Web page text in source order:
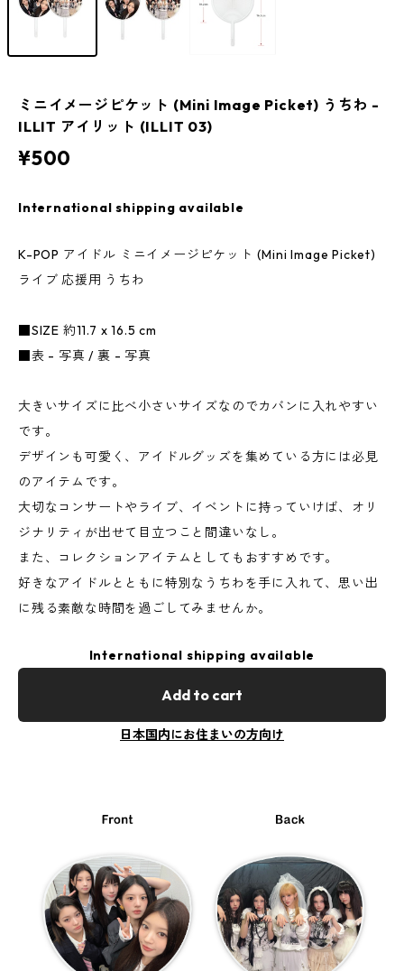
ミニイメージピケット (Mini Image Picket) うちわ -
ILLIT アイリット (ILLIT 03)
¥500
International shipping available
K-POP アイドル ミニイメージピケット (Mini Image Picket)
ライブ 応援用 うちわ
■SIZE 約11.7 x 16.5 cm
■表 - 写真 / 裏 - 写真
大きいサイズに比べ小さいサイズなのでカバンに入れやすい
です。
デザインも可愛く、アイドルグッズを集めている方には必見
のアイテムです。
大切なコンサートやライブ、イベントに持っていけば、オリ
ジナリティが出せて目立つこと間違いなし。
また、コレクションアイテムとしてもおすすめです。
好きなアイドルとともに特別なうちわを手に入れて、思い出
に残る素敵な時間を過ごしてみませんか。
International shipping available
Add to cart
日本国内にお住まいの方向け